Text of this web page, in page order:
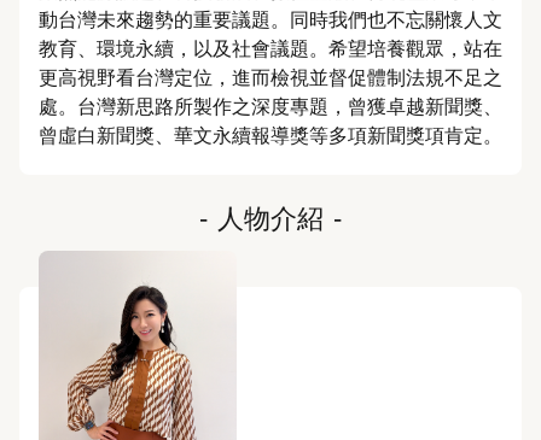
動台灣未來趨勢的重要議題。同時我們也不忘關懷人文
教育、環境永續，以及社會議題。希望培養觀眾，站在
更高視野看台灣定位，進而檢視並督促體制法規不足之
處。台灣新思路所製作之深度專題，曾獲卓越新聞獎、
曾虛白新聞獎、華文永續報導獎等多項新聞獎項肯定。
- 人物介紹 -